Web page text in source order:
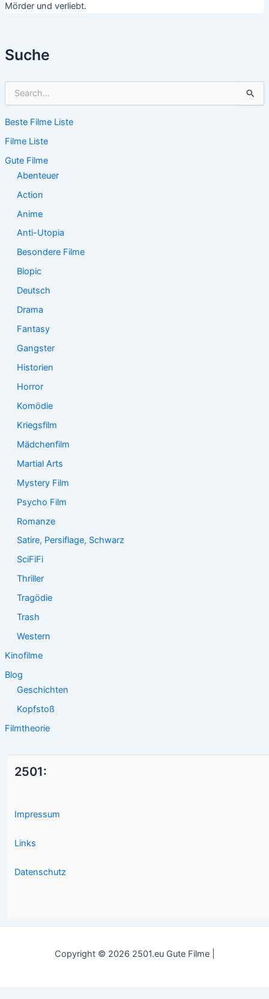
Suche
h
n
n
Beste Filme Liste
Filme Liste
Gute Filme
Abenteuer
Action
Anime
Anti-Utopia
Besondere Filme
Biopic
Deutsch
Drama
Fantasy
Gangster
Historien
Horror
Komödie
Kriegsfilm
Mädchenfilm
Martial Arts
Mystery Film
Psycho Film
Romanze
Satire, Persiflage, Schwarz
SciFiFi
Thriller
Tragödie
Trash
Western
Kinofilme
Blog
Geschichten
Kopfstoß
Filmtheorie
Mörder und verliebt.
2501:
Impressum
Links
Datenschutz
Copyright © 2026 2501.eu Gute Filme |